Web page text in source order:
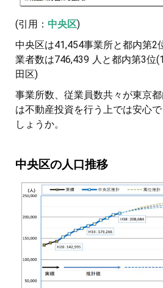
(引用： 中央区)
中央区は41,454事業所と都内第2
業者数は746,439 人と都内第3位
田区)
事業所数、従業員数共々が東京
は不動産投資を行う上では安心
しょうか。
中央区の人口推移